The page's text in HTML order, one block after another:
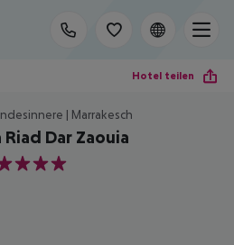
Hotel teilen
| Marrakesch
Riad Dar Zaouia